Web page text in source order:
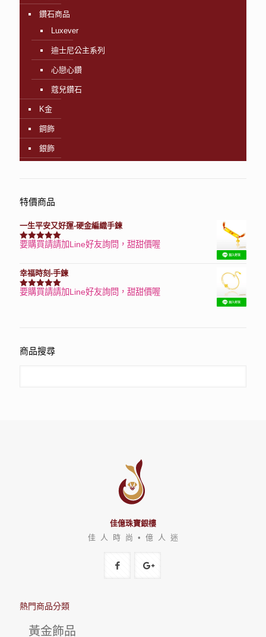
鑽石商品
Luxever
迪士尼公主系列
心戀心鑽
蔻兒鑽石
K金
鋼飾
銀飾
特價商品
一生平安又好運-硬金編織手鍊
評分7740滿分 5
要購買請請加Line好友詢問，甜甜價喔
幸福時刻-手鍊
評分3150滿分 5
要購買請請加Line好友詢問，甜甜價喔
商品搜尋
佳億珠寶銀樓
佳 人 時 尚 • 億 人 迷
熱門商品分類
黃金飾品